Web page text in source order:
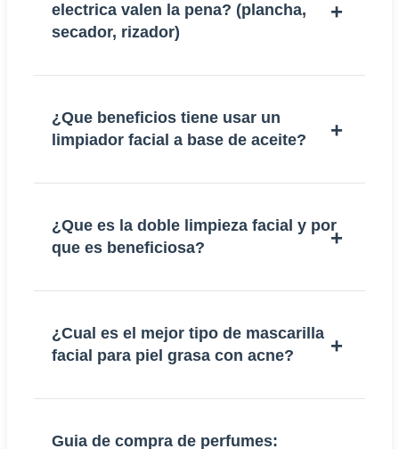
electrica valen la pena? (plancha,
secador, rizador)
¿Que beneficios tiene usar un
limpiador facial a base de aceite?
¿Que es la doble limpieza facial y por
que es beneficiosa?
¿Cual es el mejor tipo de mascarilla
facial para piel grasa con acne?
Guia de compra de perfumes: